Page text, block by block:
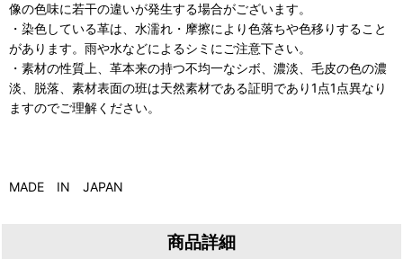
像の色味に若干の違いが発生する場合がございます。
・染色している革は、水濡れ・摩擦により色落ちや色移りすること
があります。雨や水などによるシミにご注意下さい。
・素材の性質上、革本来の持つ不均一なシボ、濃淡、毛皮の色の濃
淡、脱落、素材表面の班は天然素材である証明であり1点1点異なり
ますのでご理解ください。
MADE IN JAPAN
商品詳細